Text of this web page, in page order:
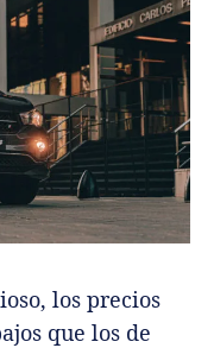
los precios
que los de